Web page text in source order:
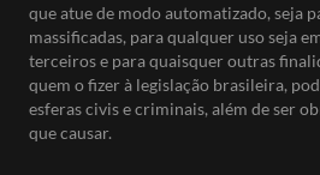
que atue de modo automatizado, seja
massificadas, para qualquer uso seja
terceiros e para quaisquer outras
quem o fizer à legislação brasileira,
esferas civis e criminais, além de ser
que causar.